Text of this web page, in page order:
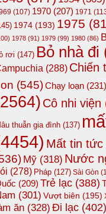
(107) 1970 (207) 1971
1974 (193) 1975
1978 (91) 1979 (99) 1980 (86)
rơi (147) Bỏ nhà đi
(288) Chiến
(545)Chạy loạn (231)
Cô nhi viện
thuẫn gia đình (137)
Mất tin tức
Mỹ (318) Nước
(278) Pháp (127) Sài Gòn
(209) Trẻ lạc (388)
(301) Vượt biên (195)
ăn (328) Đi lạc (402)